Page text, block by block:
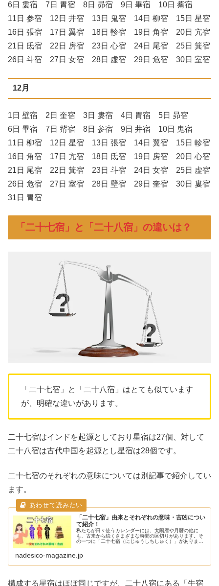
6日 婁宿 7日 胃宿 8日 昴宿 9日 畢宿 10日 觜宿
11日 参宿 12日 井宿 13日 鬼宿 14日 柳宿 15日 星宿
16日 張宿 17日 翼宿 18日 軫宿 19日 角宿 20日 亢宿
21日 氐宿 22日 房宿 23日 心宿 24日 尾宿 25日 箕宿
26日 斗宿 27日 女宿 28日 虚宿 29日 危宿 30日 室宿
12月
1日 壁宿 2日 奎宿 3日 婁宿 4日 胃宿 5日 昴宿
6日 畢宿 7日 觜宿 8日 参宿 9日 井宿 10日 鬼宿
11日 柳宿 12日 星宿 13日 張宿 14日 翼宿 15日 軫宿
16日 角宿 17日 亢宿 18日 氐宿 19日 房宿 20日 心宿
21日 尾宿 22日 箕宿 23日 斗宿 24日 女宿 25日 虚宿
26日 危宿 27日 室宿 28日 壁宿 29日 奎宿 30日 婁宿
31日 胃宿
「二十七宿」と「二十八宿」の違いは？
「二十七宿」と「二十八宿」はとても似ています
が、明確な違いがあります。
二十七宿はインドを起源としており星宿は27個、対して
二十八宿は古代中国を起源とし星宿は28個です。
二十七宿のそれぞれの意味については別記事で紹介してい
ます。
「二十七宿」由来とそれぞれの意味・吉凶につい
て紹介！
私たちが日々使うカレンダーには、太陽暦や月暦の他に
も、古来から続くさまざまな時間の区切りがあります。そ
の一つに「二十七宿（にじゅうしちしゅく）」がありま
とにした時間の概念として古代の人々に...
nadesico-magazine.jp
構成する星宿はほぼ同じですが、二十八宿にある「牛宿